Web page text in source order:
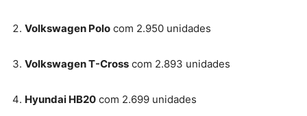
Volkswagen Polo com 2.950 unidades
Volkswagen T-Cross com 2.893 unidades
Hyundai HB20 com 2.699 unidades